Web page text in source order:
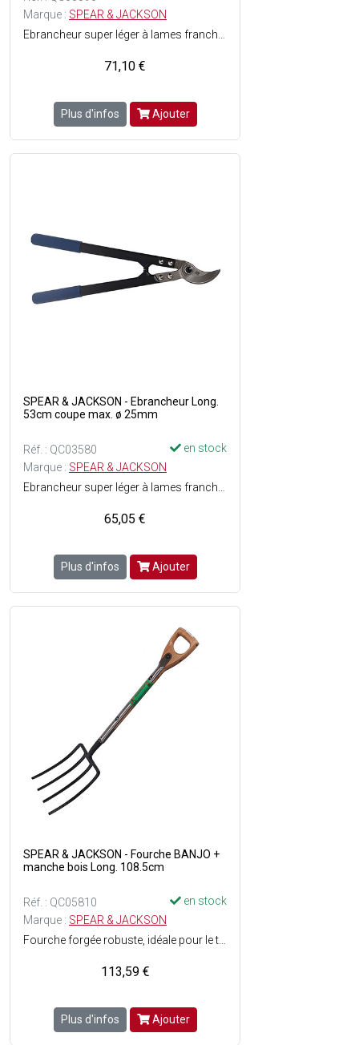
Marque : SPEAR & JACKSON
71,10 €
Plus d'infos Ajouter
SPEAR & JACKSON - Ebrancheur Long.
53cm coupe max. ø 25mm
Réf. : QC03580
en stock
Marque : SPEAR & JACKSON
65,05 €
Plus d'infos Ajouter
SPEAR & JACKSON - Fourche BANJO +
manche bois Long. 108.5cm
Réf. : QC05810
en stock
Marque : SPEAR & JACKSON
113,59 €
Plus d'infos Ajouter